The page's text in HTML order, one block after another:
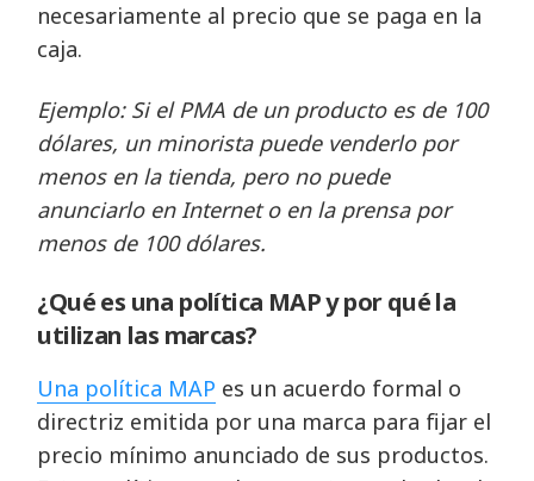
necesariamente al precio que se paga en la
caja.
Ejemplo: Si el PMA de un producto es de 100
dólares, un minorista puede venderlo por
menos en la tienda, pero no puede
anunciarlo en Internet o en la prensa por
menos de 100 dólares.
¿Qué es una política MAP y por qué la
utilizan las marcas?
Una política MAP es un acuerdo formal o
directriz emitida por una marca para fijar el
precio mínimo anunciado de sus productos.